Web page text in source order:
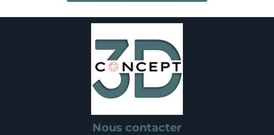
Nous contacter